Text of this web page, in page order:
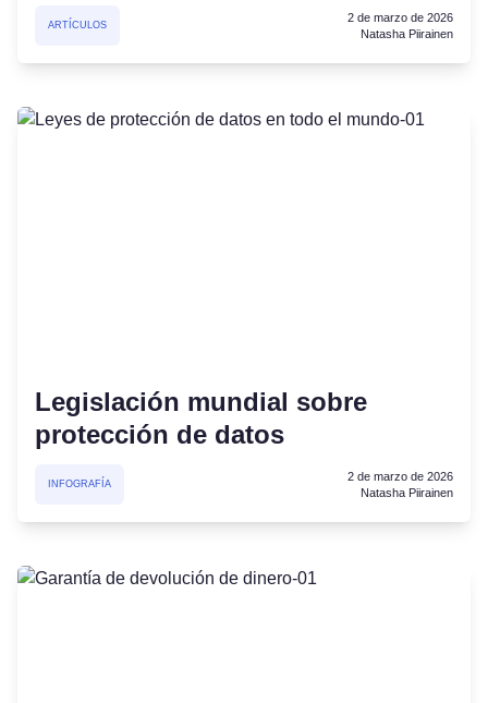
ARTÍCULOS
2 de marzo de 2026
Natasha Piirainen
Legislación mundial sobre
protección de datos
INFOGRAFÍA
2 de marzo de 2026
Natasha Piirainen